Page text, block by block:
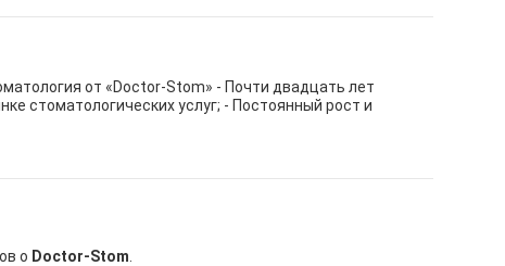
от «Doctor-Stom» - Почти двадцать лет
стоматологических услуг; - Постоянный рост и
о Doctor-Stom